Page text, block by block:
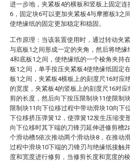
进一步地，夹紧板4的横板和竖板上固定连
6，固定块6可以更加夹紧板4与摩擦板3之
使绝缘纸的固定更加稳定和稳固。
工作原理：当该装置使用时，通过转动夹
与底板1之间形成一定的夹角，然后将绝缘
4和底板1之间，使绝缘纸的一个棱角夹持
板1之间，单手按压夹紧板4使绝缘纸固定
板1之间，夹紧板4横板上的刻度尺16对应
的宽度，夹紧板4的竖板上的刻度尺16对
剪的长度，然后向下按压限制块11使限制
限制块11向下位移过程中带动滑块10向下
下位移挤压弹簧12，使弹簧12发生压缩变
向下位移时其下端的刀锋刃延伸进修剪槽2
个滑动槽5依次推动两个滑动块8，在推动
过程中滑块10下端的刀锋刃与绝缘纸接触
度和宽度进行修剪，当修剪长度和宽度的